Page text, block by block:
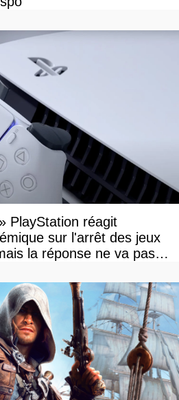
PlayStation réagit
sur l'arrêt des jeux
la réponse ne va pas